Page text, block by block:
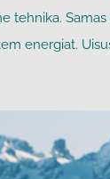
tehnika.
energiat.